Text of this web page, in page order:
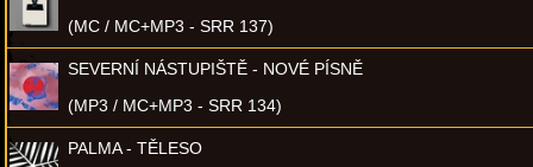
(MC / MC+MP3 - SRR 137)
SEVERNÍ NÁSTUPIŠTĚ - NOVÉ PÍSNĚ
(MP3 / MC+MP3 - SRR 134)
PALMA - TĚLESO